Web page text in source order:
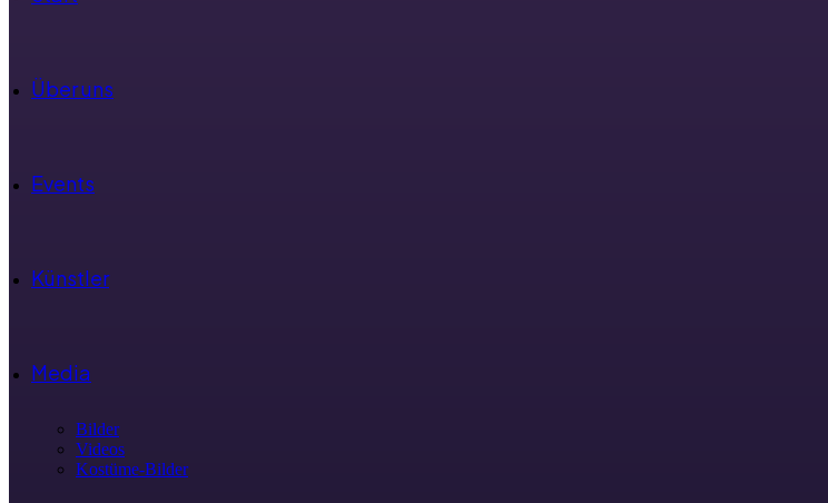
Über uns
Events
Künstler
Media
Bilder
Videos
Kostüme-Bilder